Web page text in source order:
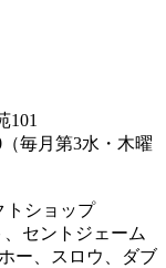
101
毎月第3水・木曜
トショップ
セントジェーム
ー、スロウ、ダブ